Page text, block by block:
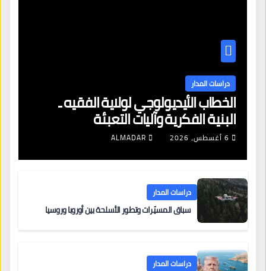
دراسات المدار
الخطاب الأيديولوجي لولاية الفقيه ـ
البنية الفكرية وآليات التعبئة
6 أغسطس، 2026 ALMADAR
دراسات المدار
سباق المسيّرات وتطور الأسلحة بين أوروبا وروسيا
دراسات المدار